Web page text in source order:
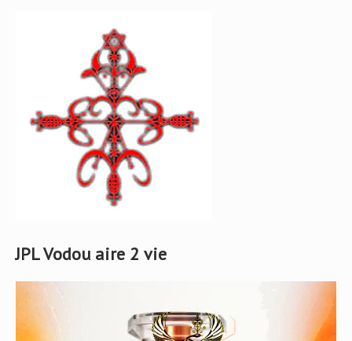
JPL Vodou aire 2 vie